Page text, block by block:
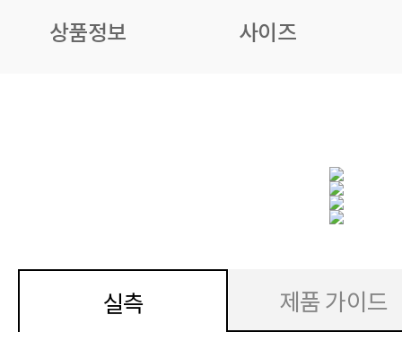
상품정보 사이즈
실측 제품 가이드